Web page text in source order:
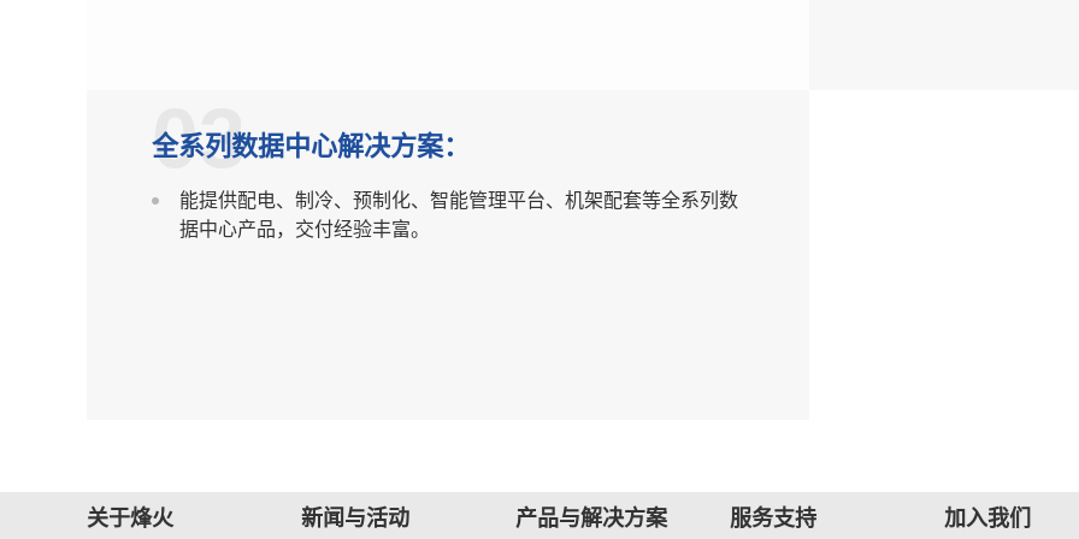
03
全系列数据中心解决方案：
能提供配电、制冷、预制化、智能管理平台、机架配套等全系列数
据中心产品，交付经验丰富。
关于烽火 新闻与活动 产品与解决方案 服务支持 加入我们